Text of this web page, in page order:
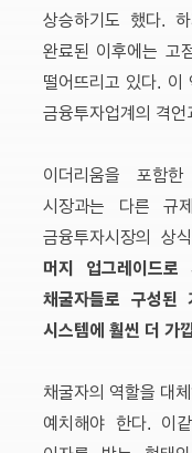
상승하기도 했다.
완료된 이후에는 고
떨어뜨리고 있다. 이
금융투자업계의 격언
이더리움을 포함
시장과는 다른 규
금융투자시장의 상
머지 업그레이드
채굴자들로 구성된
시스템에 훨씬 더 가
채굴자의 역할을 대
예치해야 한다. 이